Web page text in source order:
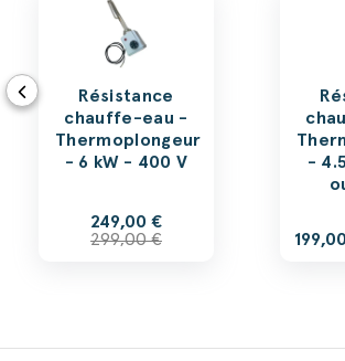
Résistance
chauffe-eau -
Thermoplongeur
- 6 kW - 400 V
249,00 €
299,00 €
-